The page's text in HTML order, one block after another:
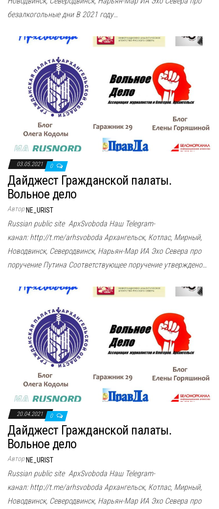
безалкогольные дни В 2021 году…
03.05.2021 0
Дайджест Гражданской палаты.
Вольное дело
АвторNE_URIST
Russian public site ApxSvoboda Наш Telegram-
канал: http://t.me/arhsvoboda Архангельск, Котлас, Мирный,
Новодвинск, Северодвинск, Нарьян-Мар ИА Эхо Севера про
поручение Путина Соответствующее поручение утверждено…
20.04.2021 0
Дайджест Гражданской палаты.
Вольное дело
Автор NE_URIST
Russian public site ApxSvoboda Наш Telegram-
канал: http://t.me/arhsvoboda Архангельск, Котлас, Мирный,
Новодвинск, Северодвинск, Нарьян-Мар ИА Эхо Севера про